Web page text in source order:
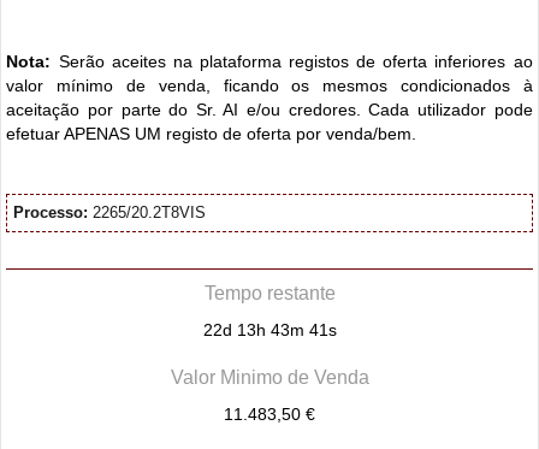
Nota: Serão aceites na plataforma registos de oferta inferiores ao
valor mínimo de venda, ficando os mesmos condicionados à
aceitação por parte do Sr. AI e/ou credores. Cada utilizador pode
efetuar APENAS UM registo de oferta por venda/bem.
Processo: 2265/20.2T8VIS
Tempo restante
22d 13h 43m 40s
Valor Minimo de Venda
11.483,50 €